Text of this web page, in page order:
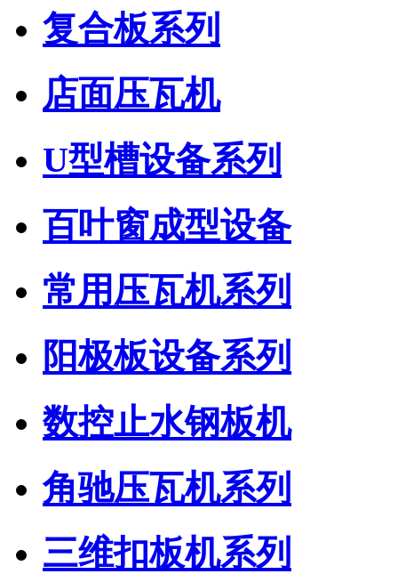
复合板系列
店面压瓦机
U型槽设备系列
百叶窗成型设备
常用压瓦机系列
阳极板设备系列
数控止水钢板机
角驰压瓦机系列
三维扣板机系列